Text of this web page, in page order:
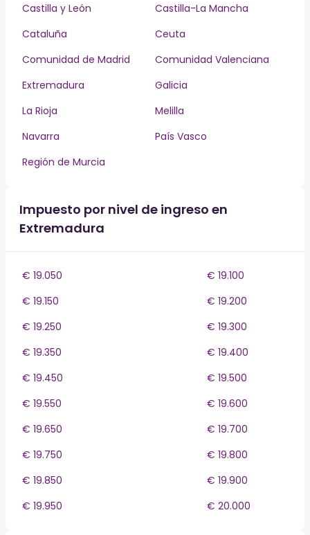
Castilla y León
Castilla-La Mancha
Cataluña
Ceuta
Comunidad de Madrid
Comunidad Valenciana
Extremadura
Galicia
La Rioja
Melilla
Navarra
País Vasco
Región de Murcia
Impuesto por nivel de ingreso en
Extremadura
€ 19.050
€ 19.100
€ 19.150
€ 19.200
€ 19.250
€ 19.300
€ 19.350
€ 19.400
€ 19.450
€ 19.500
€ 19.550
€ 19.600
€ 19.650
€ 19.700
€ 19.750
€ 19.800
€ 19.850
€ 19.900
€ 19.950
€ 20.000